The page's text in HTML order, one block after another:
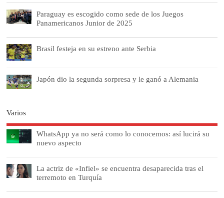
Paraguay es escogido como sede de los Juegos
Panamericanos Junior de 2025
Brasil festeja en su estreno ante Serbia
Japón dio la segunda sorpresa y le ganó a Alemania
Varios
WhatsApp ya no será como lo conocemos: así lucirá su
nuevo aspecto
La actriz de «Infiel» se encuentra desaparecida tras el
terremoto en Turquía